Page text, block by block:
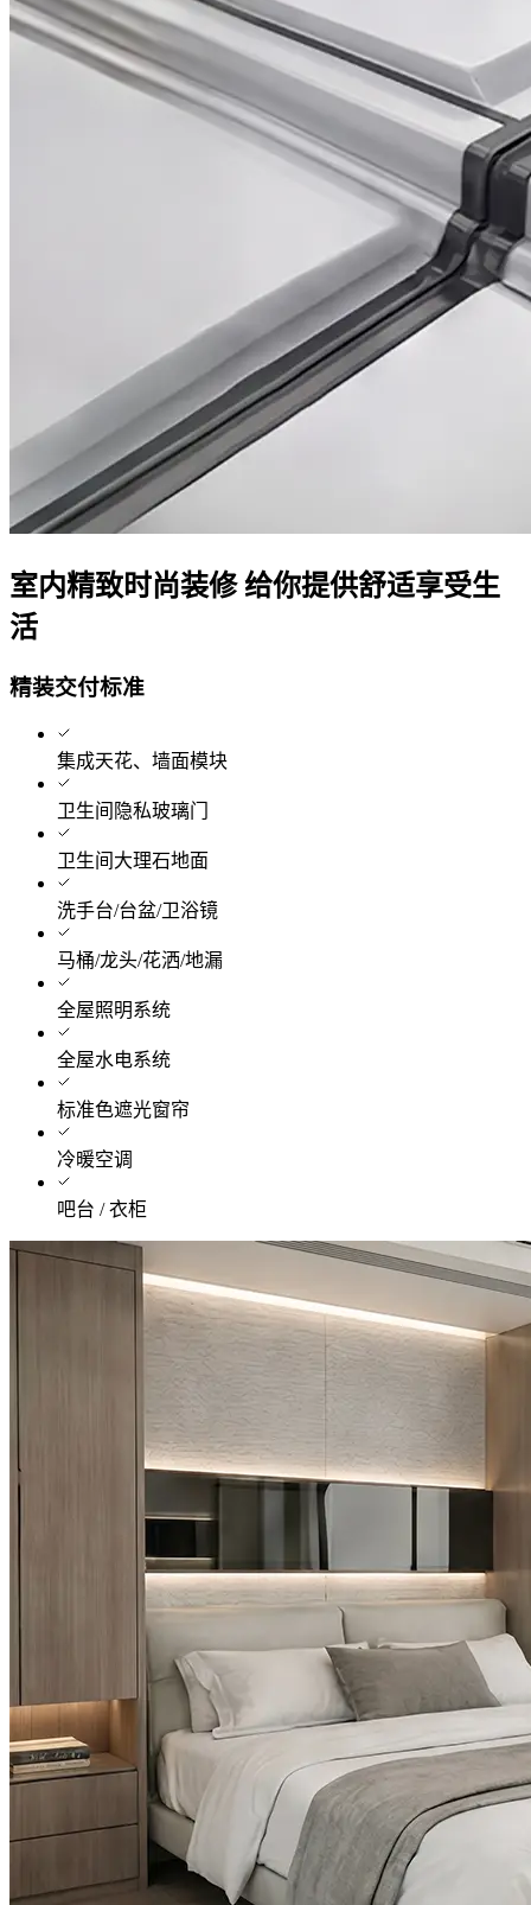
室内精致时尚装修 给你提供舒适享受生
活
精装交付标准
集成天花、墙面模块
卫生间隐私玻璃门
卫生间大理石地面
洗手台/台盆/卫浴镜
马桶/龙头/花洒/地漏
全屋照明系统
全屋水电系统
标准色遮光窗帘
冷暖空调
吧台 / 衣柜